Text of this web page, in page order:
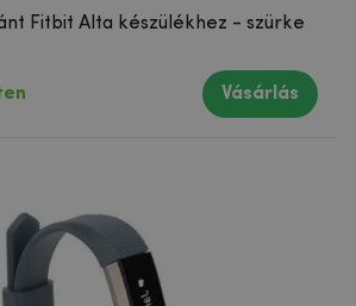
Fitbit Alta készülékhez - szürke
Vásárlás